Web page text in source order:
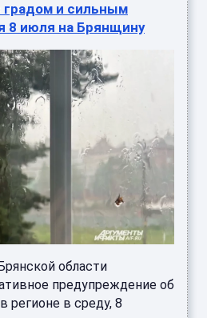
градом и сильным
8 июля на Брянщину
области
предупреждение об
регионе в среду, 8